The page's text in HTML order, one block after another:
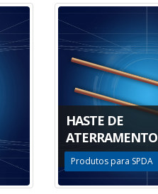
HASTE DE
ATERRAMENTO
Produtos para SPDA